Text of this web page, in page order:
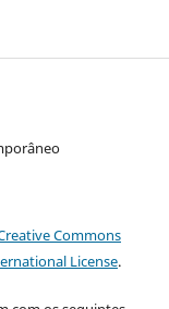
Commons
License.